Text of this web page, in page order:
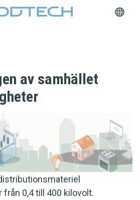
av samhället
0,4 till 400 kilovolt.